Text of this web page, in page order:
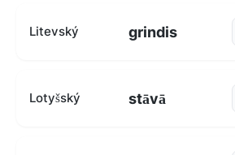
Litevský grindis
Lotyšský stāvā